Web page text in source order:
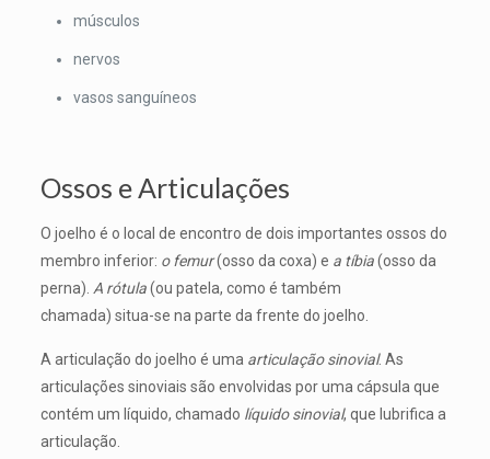
músculos
nervos
vasos sanguíneos
Ossos e Articulações
O joelho é o local de encontro de dois importantes ossos do
membro inferior: o femur(osso da coxa) e a tíbia(osso da
perna). A rótula(ou patela, como é também
chamada) situa-se na parte da frente do joelho.
A articulação do joelho é uma articulação sinovial. As
articulações sinoviais são envolvidas por uma cápsula que
contém um líquido, chamado líquido sinovial, que lubrifica a
articulação.